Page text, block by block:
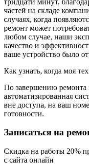
частей на складе
случаях, когда
ремонт может
любом случае, наши
качество и
ваше устройство было
Как узнать, когда моя
По завершению ремонта
автоматизированная
вне доступа, на ваш
готовности.
Записаться на
Cкидка на работы 20%
с сайта онлайн